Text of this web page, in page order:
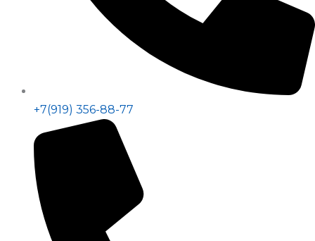
+7(919) 356-88-77